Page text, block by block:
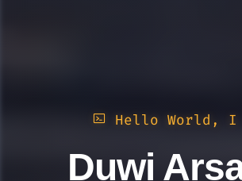
Hello World, I
Duwi